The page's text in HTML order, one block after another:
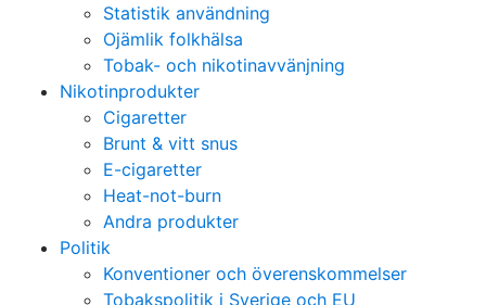
Statistik användning
Ojämlik folkhälsa
Tobak- och nikotinavvänjning
Nikotinprodukter
Cigaretter
Brunt & vitt snus
E-cigaretter
Heat-not-burn
Andra produkter
Politik
Konventioner och överenskommelser
Tobakspolitik i Sverige och EU